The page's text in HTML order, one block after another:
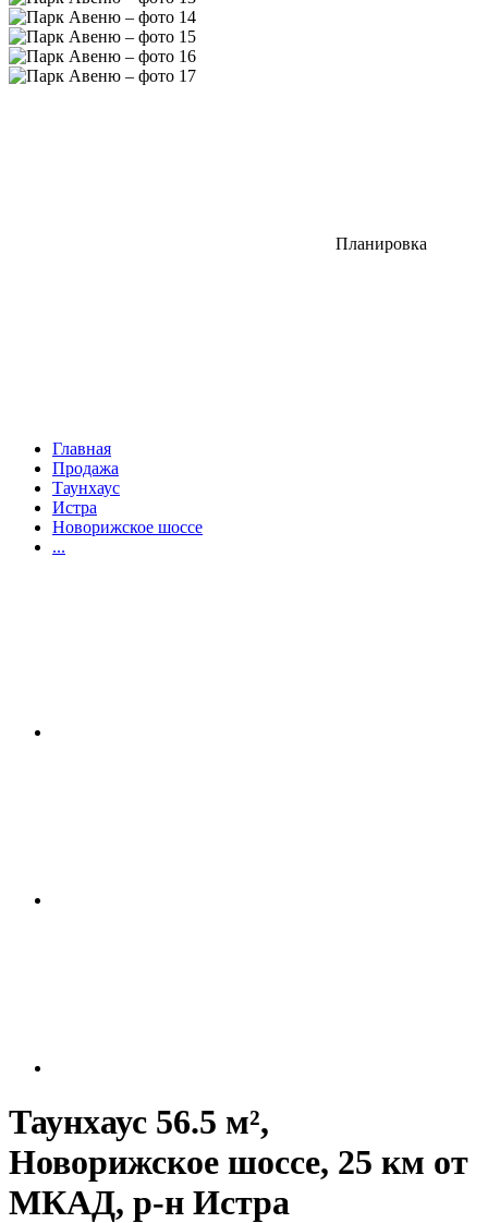
Планировка
Главная
Продажа
Таунхаус
Истра
Новорижское шоссе
...
Таунхаус 56.5 м²,
Новорижское шоссе, 25 км от
МКАД, р-н Истра